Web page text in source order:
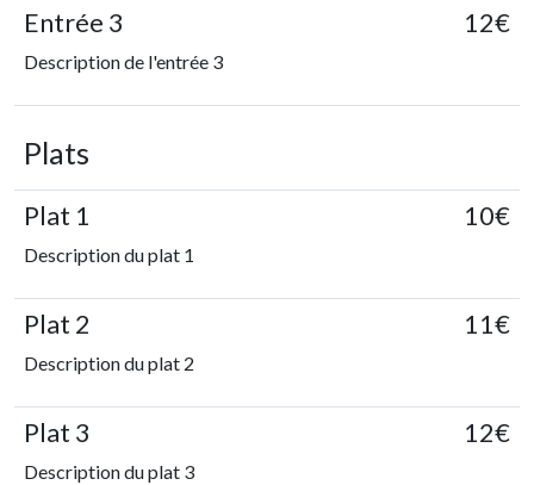
Entrée 3
Description de l'entrée 3
12€
Plats
Plat 1
Description du plat 1
10€
Plat 2
Description du plat 2
11€
Plat 3
Description du plat 3
12€